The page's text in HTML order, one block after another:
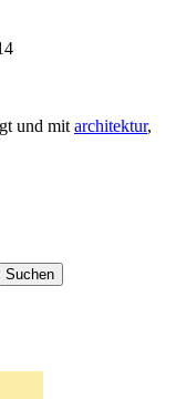
und mit architektur,